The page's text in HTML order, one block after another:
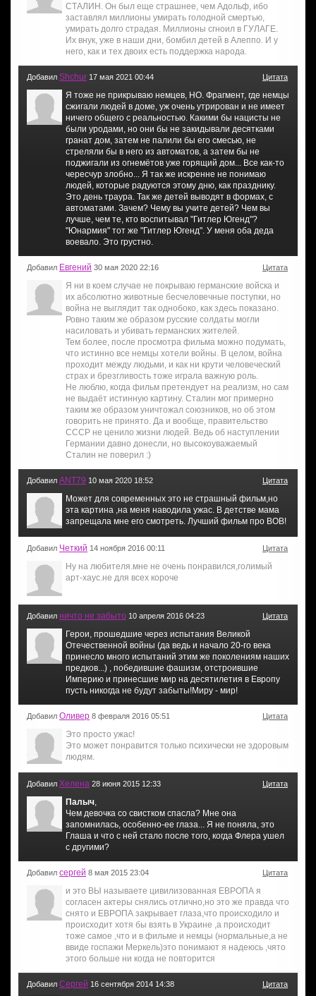
СТАЛИН. Он был еще страшнее, чем Адольф, ибо
заставлял миллионы умирать голодной смертью,
умирать долго страдая. Миллионы сгноил в ГУЛАГЕ.
Их внук, уже в наши дни, бомбил детей в Алеппо. И у
него, как и тех двоих есть поддержка народа.
Добавил Shchur 17 мая 2021 00:44 Цитата
Я тоже не прикрываю немцев, НО. Фрагмент, где немцы
сжигали людей в доме, уж очень утрирован и не имеет
ничего общего с реальностью. Какими бы нацисты не
были уродами, но они бы не закидывали десятками
гранат дом, затем не палили бы его смесью, не
стреляли бы в него из автоматов, а затем бы не
поджигали из огнемётов уже горящий дом... Все как-то
чересчур злобно... Я так же искренне не понимаю
людей, которые радуются этому дню, как празднику.
Это день траура. Так же детей выводят в формах, с
автоматами. Зачем? Чему вы учите детей? Чем вы
лучше, чем те, кто воспитывал "Гитлер Югенд"?
"Юнармия" тот же "Гитлер Югенд". У меня оба деда
воевало. Это грустно.
Добавил Евгений 30 мая 2020 22:16 Цитата
Я ни в коем случае не покрываю германские войска и
их абсолютно животные бесчеловечные поступки, но
война не выглядит так однобоко, как здесь показано.
Ровно таким же образом русские солдаты могли
насиловать и убивать германских жителей.
Тем более, после просмотра фильма можно подумать,
что истинно все немцы хотели войны. В целом, война
проходит между людьми, и как ни крути человеческий
страх и брезгливость тоже играла важную роль.
Не люблю, когда фильм претендует на реализм, но сам
не выдаёт истинную картину. Сталин мог примерно
таким же образом уничтожал союзников, но об этом
говорить не принято. Да и вообще, правительство
СССР не ценило жизни людей. Ведь об наступлении
Германии давно донесли, но высокоуважаемый
Сталин не поверил :)
Добавил ANT79 10 мая 2020 18:52 Цитата
Может для современных это не страшный фильм,но
эта картина ,на меня наводила ужас. В детстве мама
запрещала мне его смотреть. Лучший фильм про ВОВ!
Добавил Четкий 14 ноября 2016 00:11 Цитата
Ну на любителя.мне не очень понравился,голимый
арт-хаус.не для всех короче
Добавил ничто не забыто 10 апреля 2016 04:23 Цитата
Герои, прошедшие через испытания Великой
Отечественной войны (да ведь и начало 20-го века
принесло много испытаний этим же поколениям наших
предков...) , победившие фашизм, отстроившие
Империю и принесшие мир на десятилетия в Европу
пусть никогда не будут забыты!Миру - мир!
Добавил Оливер 8 февраля 2016 05:51 Цитата
Это просто ужас!
Это может понравится только психически не здоровым
людям.
Добавил Хелена 28 июня 2015 12:33 Цитата
Палыч
Чем девочка со свистком спасла? Мне она
запомнилась, особенно-ее глаза... Я не поняла, это
Глаша и что с ней стало после того, когда Флера ушел
с другими?
Добавил сергей 8 мая 2015 23:04 Цитата
и это ВЫ называете цивилизованная ЕВРОПА я
согласен актеры снялись отлично,но это же правда что
снято и ЕВРОПА закрывает глаза,что происходило и
происходит хотя бы взять в Украине ,а происходит
тоже самое ,что и в фильме и немцы (нормальные,а не
ввиде госпажи Меркель)это понимают я надеюсь ,чято
этого больше ни когда не повторится
Добавил Сергей 16 сентября 2014 14:38 Цитата